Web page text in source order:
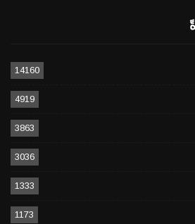
14160
4919
3863
3036
1333
1173